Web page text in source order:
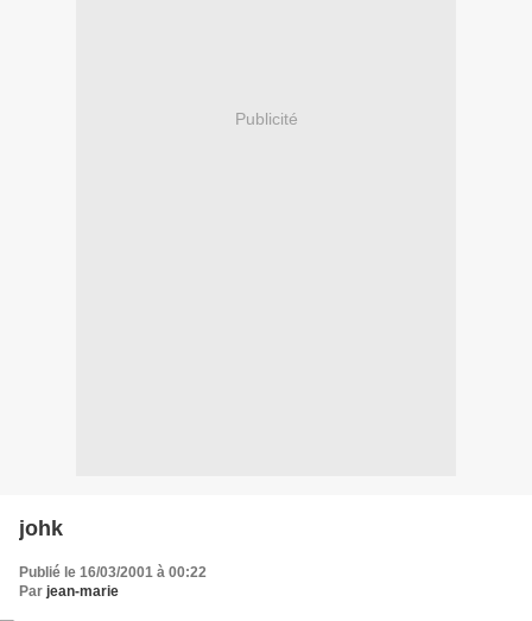
Publicité
johk
Publié le 16/03/2001 à 00:22
Par jean-marie